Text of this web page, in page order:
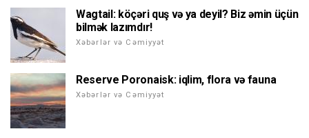
Wagtail: köçəri quş və ya deyil? Biz əmin üçün
bilmək lazımdır!
Xəbərlər və Cəmiyyət
Reserve Poronaisk: iqlim, flora və fauna
Xəbərlər və Cəmiyyət